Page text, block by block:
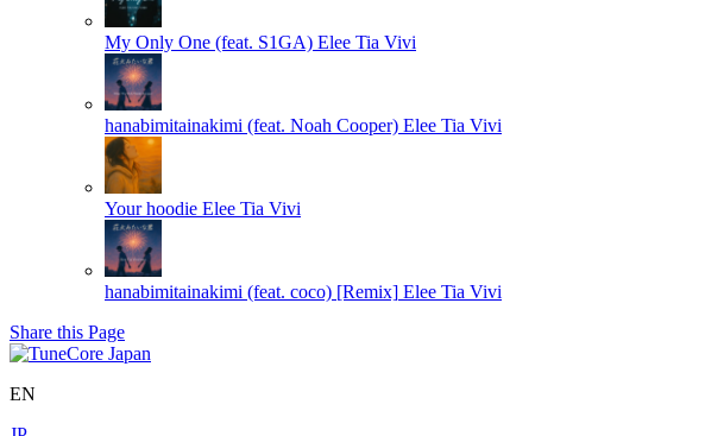
My Only One (feat. S1GA) Elee Tia Vivi
hanabimitainakimi (feat. Noah Cooper) Elee Tia Vivi
Your hoodie Elee Tia Vivi
hanabimitainakimi (feat. coco) [Remix] Elee Tia Vivi
Share this Page
EN